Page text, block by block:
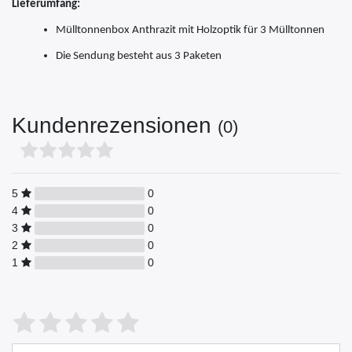
Lieferumfang:
Mülltonnenbox Anthrazit mit Holzoptik für 3 Mülltonnen
Die Sendung besteht aus 3 Paketen
Kundenrezensionen (0)
5
0
4
0
3
0
2
0
1
0
Bewertungssterne
4
3
2
1